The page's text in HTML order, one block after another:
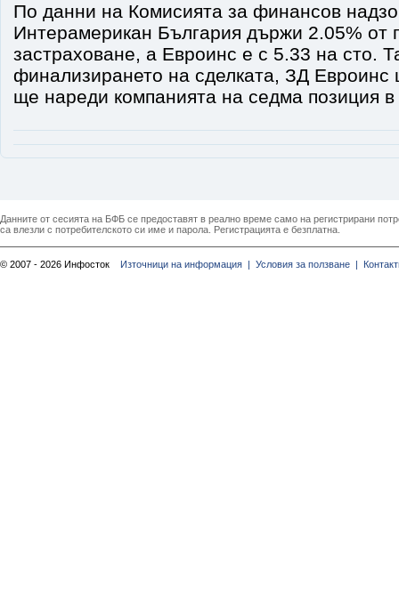
По данни на Комисията за финансов
Интерамерикан България държи 2.05% от
застраховане, а Евроинс е с 5.33 на сто.
финализирането на сделката, ЗД Евроинс
ще нареди компанията на седма позиция в
Данните от сесията на БФБ се предоставят в реално време само на регистрирани
са влезли с потребителското си име и парола. Регистрацията е безплатна.
© 2007 - 2026 Инфосток Източници на информация | Условия за ползване |